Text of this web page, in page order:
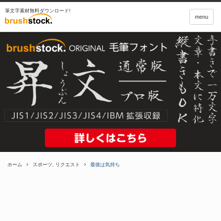
筆文字素材無料ダウンロード!
menu
ホーム スポーツ, リクエスト 最後は気持ち